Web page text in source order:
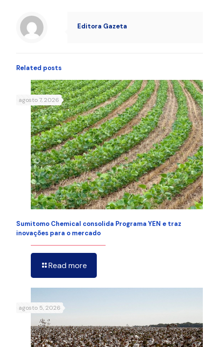
Editora Gazeta
Related posts
agosto 7, 2026
Sumitomo Chemical consolida Programa YEN e traz
inovações para o mercado
Read more
agosto 5, 2026